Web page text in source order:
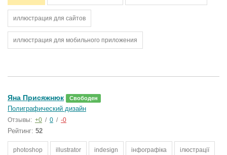
иллюстрация для сайтов
иллюстрация для мобильного приложения
Яна Присяжнюк Свободен
Полиграфический дизайн
Отзывы: +0 / 0 / -0
Рейтинг: 52
photoshop illustrator indesign інфографіка ілюстрації